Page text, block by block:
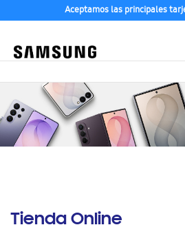
Aceptamos las principales
Tienda Online